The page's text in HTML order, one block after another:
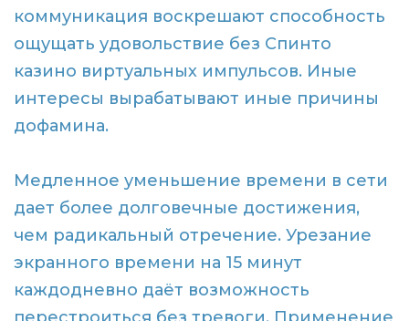
коммуникация воскрешают способность
ощущать удовольствие без Спинто
казино виртуальных импульсов. Иные
интересы вырабатывают иные причины
дофамина.
Медленное уменьшение времени в сети
дает более долговечные достижения,
чем радикальный отречение. Урезание
экранного времени на 15 минут
каждодневно даёт возможность